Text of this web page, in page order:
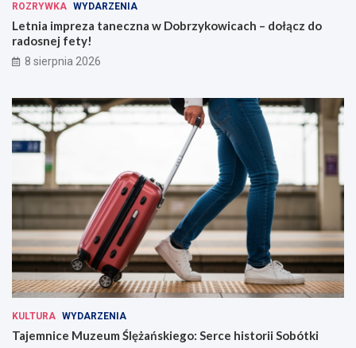
ROZRYWKA WYDARZENIA
Letnia impreza taneczna w Dobrzykowicach – dołącz do
radosnej fety!
8 sierpnia 2026
KULTURA WYDARZENIA
Tajemnice Muzeum Ślężańskiego: Serce historii Sobótki